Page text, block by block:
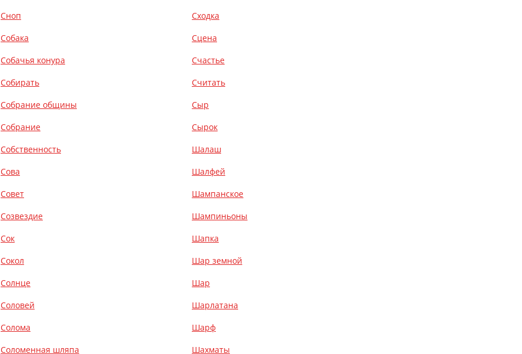
Сноп
Сходка
Собака
Сцена
Собачья конура
Счастье
Собирать
Считать
Собрание общины
Сыр
Собрание
Сырок
Собственность
Шалаш
Сова
Шалфей
Совет
Шампанское
Созвездие
Шампиньоны
Сок
Шапка
Сокол
Шар земной
Солнце
Шар
Соловей
Шарлатана
Солома
Шарф
Соломенная шляпа
Шахматы